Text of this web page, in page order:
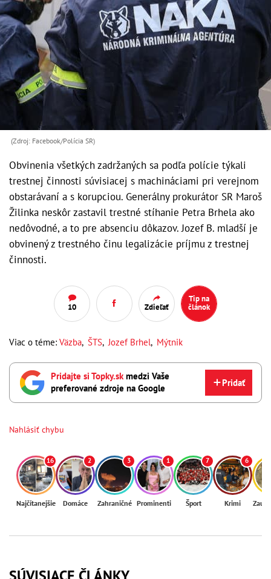
(Zdroj: Facebook/Polícia SR)
Obvinenia všetkých zadržaných sa podľa polície týkali
trestnej činnosti súvisiacej s machináciami pri verejnom
obstarávaní a s korupciou. Generálny prokurátor SR Maroš
Žilinka neskôr zastavil trestné stíhanie Petra Brhela ako
nedôvodné, a to pre absenciu dôkazov. Jozef B. mladší je
obvinený z trestného činu legalizácie príjmu z trestnej
činnosti.
10 Zdieľať
Tip na
článok
Viac o téme: Väzba, ŠTS,Jozef Brhel, Mýtnik
Pridajte si Topky.skmedzi Vaše
preferované zdroje na Google
Pridať
Nahlásiť chybu
16
Najčítanejšie
2
Domáce
3
Zahraničné
1
Prominenti
7
Šport
6
Krimi